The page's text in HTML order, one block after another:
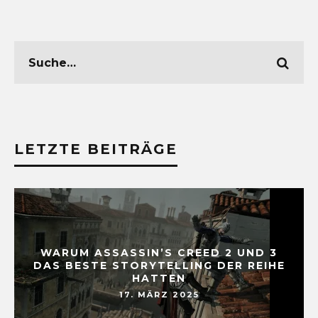
LETZTE BEITRÄGE
WARUM ASSASSIN’S CREED 2 UND 3
DAS BESTE STORYTELLING DER REIHE
HATTEN
17. MÄRZ 2025